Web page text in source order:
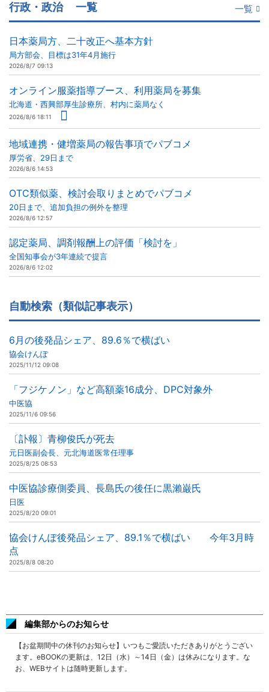
行政・政治 一覧 一覧
日本薬局方、二十改正へ基本方針
局方部会、目標は31年4月施行
2026/8/7 09:13
オンライン服薬指導ブース、利用薬局を募集
北海道・西興部厚生診療所、村内に薬局なく
2026/8/6 18:11
地域連携・健増薬局の報告事項でパブコメ
厚労省、29日まで
2026/8/6 14:53
OTC類似薬、検討会取りまとめでパブコメ
20日まで、追加負担の例外を整理
2026/8/6 12:57
認定薬局、調剤報酬上の評価「検討を」
全国知事会が3年連続で提言
2026/8/6 12:02
自動検索（類似記事表示）
6月の後発品シェア、89.6％で横ばい
協会けんぽ
2025/11/12 09:08
「フジケノン」など高額薬16成分、DPC対象外
中医協
2025/11/6 09:56
〔訃報〕青柳俊氏が死去
元日医副会長、元北海道医常任理事
2025/8/25 08:53
中医協診療側委員、長島氏の後任に黒瀨巌氏
日医
2025/8/20 09:01
協会けんぽ後発品シェア、89.1％で横ばい 今年3月時
点
2025/8/8 08:20
編集部からのお知らせ
【お盆期間中の休刊のお知らせ】いつもご愛読いただきありがとうござい
ます。eBOOKの更新は、12日（水）～14日（金）は休みになります。な
お、WEBサイトは随時更新します。